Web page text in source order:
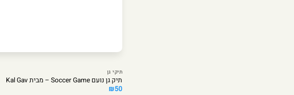
תיקי גן
תיק גן נועם Soccer Game – מבית Kal Gav
₪50